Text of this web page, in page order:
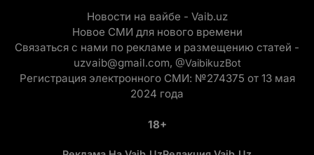
Новости на вайбе - Vaib.uz
Новое СМИ для нового времени
Связаться с нами по рекламе и размещению статей -
uzvaib@gmail.com, @VaibikuzBot
Регистрация электронного СМИ: №274375 от 13 мая
2024 года
18+